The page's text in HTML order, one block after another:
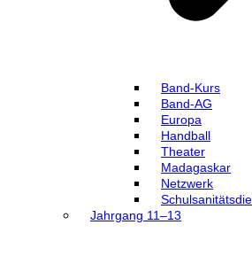
Band-Kurs
Band-AG
Europa
Handball
Theater
Madagaskar
Netzwerk
Jahrgang 11–13